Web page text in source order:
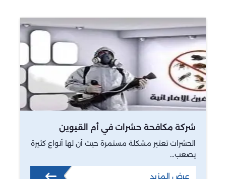
شركة مكافحة حشرات في أم القيوين
الحشرات تعتبر مشكلة مستمرة حيث أن لها أنواع كثيرة
يصعب…
عرض المزيد